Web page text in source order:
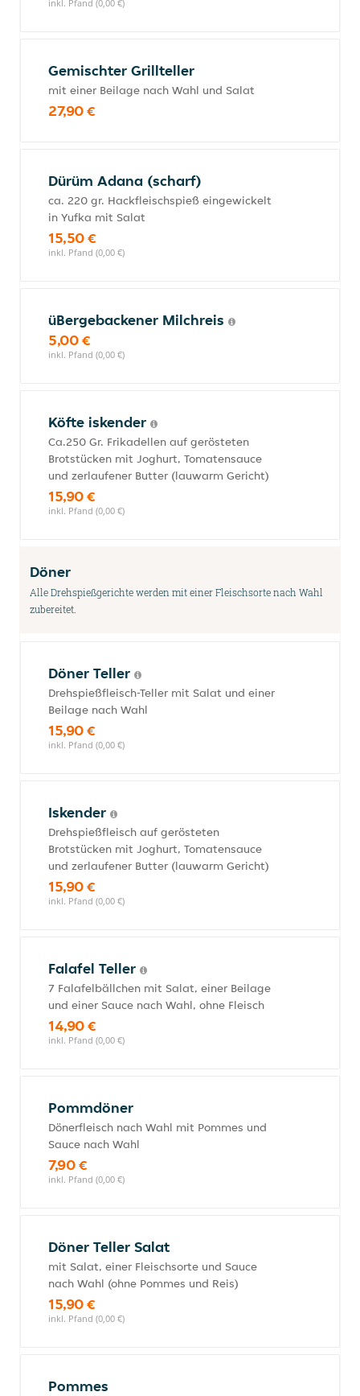
inkl. Pfand (0,00 €)
Gemischter Grillteller
mit einer Beilage nach Wahl und Salat
27,90 €
Dürüm Adana (scharf)
ca. 220 gr. Hackfleischspieß eingewickelt
in Yufka mit Salat
15,50 €
inkl. Pfand (0,00 €)
üBergebackener Milchreis
5,00 €
inkl. Pfand (0,00 €)
Köfte iskender
Ca.250 Gr. Frikadellen auf gerösteten
Brotstücken mit Joghurt, Tomatensauce
und zerlaufener Butter (lauwarm Gericht)
15,90 €
inkl. Pfand (0,00 €)
Döner
Alle Drehspießgerichte werden mit einer Fleischsorte nach Wahl
zubereitet.
Döner Teller
Drehspießfleisch-Teller mit Salat und einer
Beilage nach Wahl
15,90 €
inkl. Pfand (0,00 €)
Iskender
Drehspießfleisch auf gerösteten
Brotstücken mit Joghurt, Tomatensauce
und zerlaufener Butter (lauwarm Gericht)
15,90 €
inkl. Pfand (0,00 €)
Falafel Teller
7 Falafelbällchen mit Salat, einer Beilage
und einer Sauce nach Wahl, ohne Fleisch
14,90 €
inkl. Pfand (0,00 €)
Pommdöner
Dönerfleisch nach Wahl mit Pommes und
Sauce nach Wahl
7,90 €
inkl. Pfand (0,00 €)
Döner Teller Salat
mit Salat, einer Fleischsorte und Sauce
nach Wahl (ohne Pommes und Reis)
15,90 €
inkl. Pfand (0,00 €)
Pommes